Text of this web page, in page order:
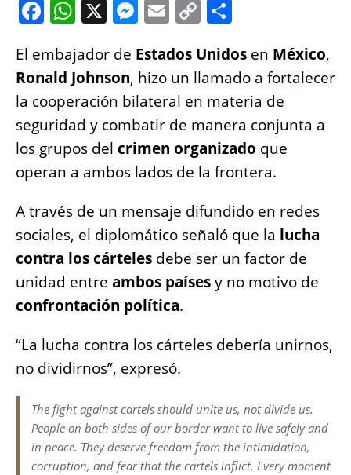
F
c
e
b
o
o
k
W
at
s
A
p
p
X M
ss
e
n
g
er
E
ai
l
C
p
y
Li
n
k
a
re
El embajador de Estados Unidos en México,
Ronald Johnson, hizo un llamado a fortalecer
la cooperación bilateral en materia de
seguridad y combatir de manera conjunta a
los grupos del crimen organizado que
operan a ambos lados de la frontera.
A través de un mensaje difundido en redes
sociales, el diplomático señaló que la lucha
contra los cárteles debe ser un factor de
unidad entre ambos paísesy no motivo de
confrontación política.
“La lucha contra los cárteles debería unirnos,
no dividirnos”, expresó.
The fight against cartels should unite us, not divide us.
People on both sides of our border want to live safely and
in peace. They deserve freedom from the intimidation,
corruption, and fear that the cartels inflict. Every moment